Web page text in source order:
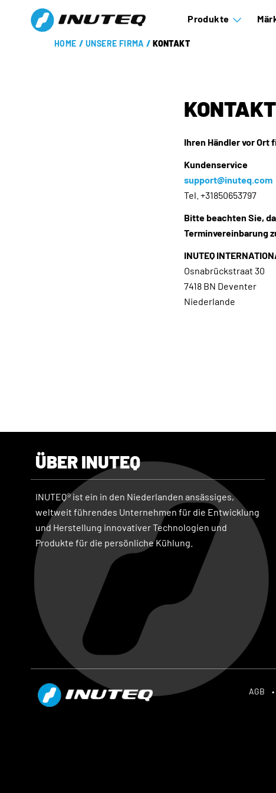
Produkte
HOME / UNSERE FIRMA / KONTAKT
KONTAKT
Ihren Händler vor Ort
Kundenservice
support@inuteq.com
Tel. +31850653797
Bitte beachten Sie,
Terminvereinbarung
INUTEQ
Osnabrückstraat 30
7418 BN Deventer
Niederlande
ÜBER INUTEQ
INUTEQ® ist ein in den Niederlanden ansässiges,
weltweit führendes Unternehmen für die Entwicklung
und Herstellung innovativer Technologien und
Produkte für die persönliche Kühlung.
AGB •